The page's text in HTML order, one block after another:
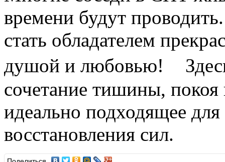
времени будут
стать обладателем
душой и любовью! Здесь
сочетание тишины,
идеально подходящее
восстановления сил.